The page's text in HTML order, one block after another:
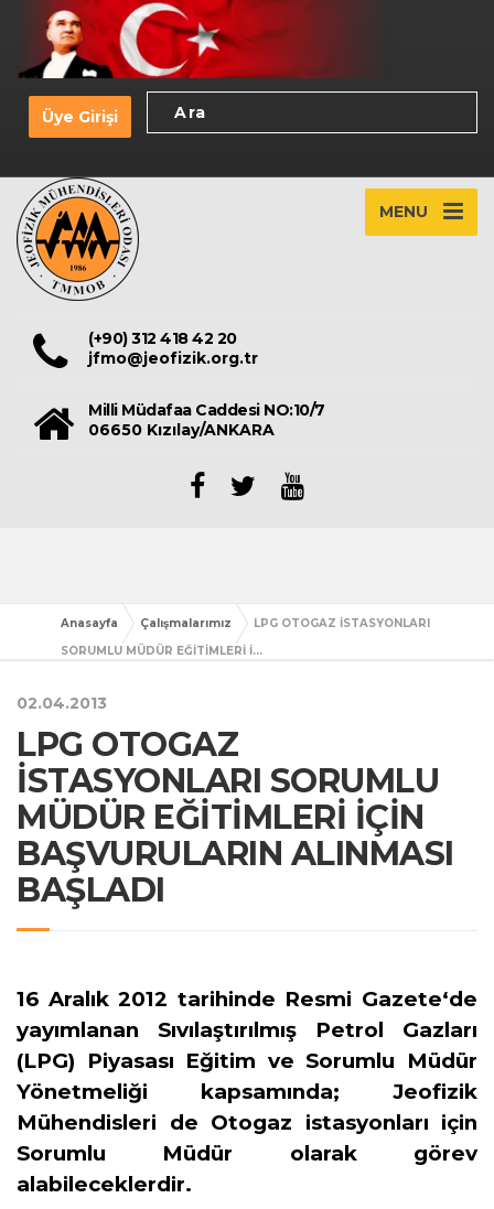
Üye Girişi
MENU
(+90) 312 418 42 20
jfmo@jeofizik.org.tr
Milli Müdafaa Caddesi NO:10/7
06650 Kızılay/ANKARA
Anasayfa Çalışmalarımız
LPG OTOGAZ İSTASYONLARI
SORUMLU MÜDÜR EĞİTİMLERİ İ...
02.04.2013
LPG OTOGAZ
İSTASYONLARI SORUMLU
MÜDÜR EĞİTİMLERİ İÇİN
BAŞVURULARIN ALINMASI
BAŞLADI
16 Aralık 2012 tarihinde Resmi Gazete‘de
yayımlanan Sıvılaştırılmış Petrol Gazları
(LPG) Piyasası Eğitim ve Sorumlu Müdür
Yönetmeliği kapsamında; Jeofizik
Mühendisleri de Otogaz istasyonları için
Sorumlu Müdür olarak görev
alabileceklerdir.